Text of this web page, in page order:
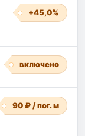
+45,0%
включено
90 ₽ / пог. м